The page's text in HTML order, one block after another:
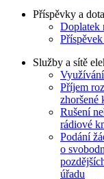
Příspěvky a
Doplatek
Služby a sítě
Příjem
zhoršené
Rušení
rádiové
Podání
o
úřadu